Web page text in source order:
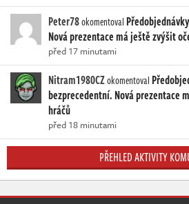
Peter78okomentoval
Nová prezentace má ještě zvýšit
před 17 minutami
Nitram1980CZokomentoval
bezprecedentní. Nová prezentace
hráčů
před 18 minutami
PŘEHLED AKTIVITY